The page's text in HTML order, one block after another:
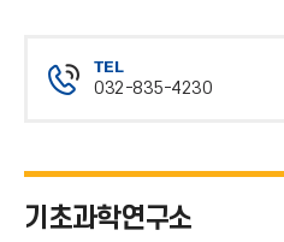
TEL
032-835-4230
기초과학연구소